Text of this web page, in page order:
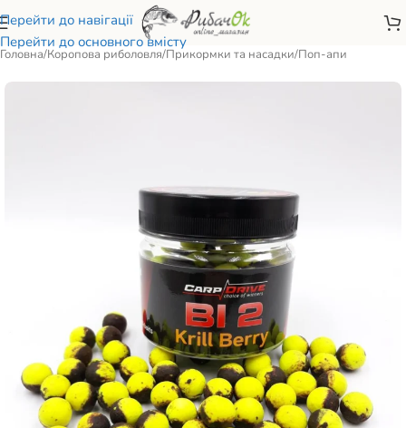
Перейти до навігації
Перейти до основного вмісту
Головна/Коропова риболовля/Прикормки та насадки/Поп-апи